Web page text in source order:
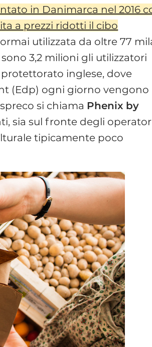
in Danimarca nel 2016
a prezzi ridotti il cibo
utilizzata da oltre 77
3,2 milioni gli utilizzatori
inglese, dove
(Edp) ogni giorno vengono
si chiama Phenix by
sia sul fronte degli
tipicamente poco